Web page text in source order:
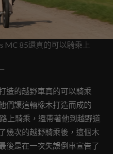
MC 85還真的可以騎乘上
造的越野車真的可以騎乘
們讓這輛橡木打造而成的
上騎乘，還帶著他到越野道
幾次的越野騎乘後，這個木
後是在一次失誤倒車宣告了